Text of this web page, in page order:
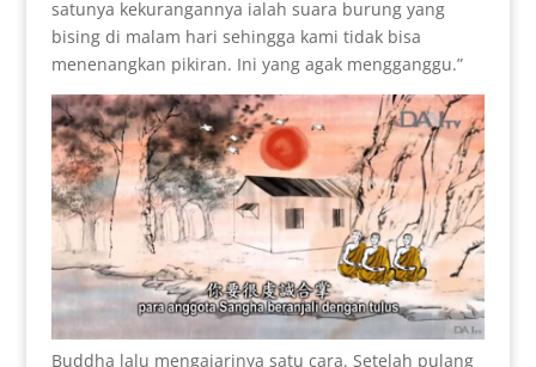
satunya kekurangannya ialah suara burung yang
bising di malam hari sehingga kami tidak bisa
menenangkan pikiran. Ini yang agak mengganggu.”
Buddha lalu mengajarinya satu cara. Setelah pulang